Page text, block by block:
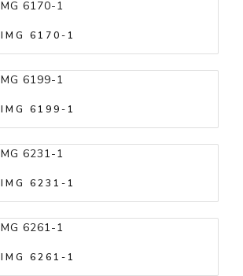
IMG 6170-1
IMG 6199-1
IMG 6231-1
IMG 6261-1